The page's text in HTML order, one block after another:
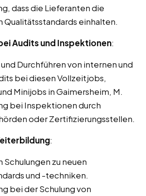
dass die Lieferanten die
einhalten.
Audits und Inspektionen:
Durchführen von internen und
bei diesen Vollzeitjobs,
Minijobs in Gaimersheim, M.
bei Inspektionen durch
oder Zertifizierungsstellen.
:
Schulungen zu neuen
und -techniken.
bei der Schulung von